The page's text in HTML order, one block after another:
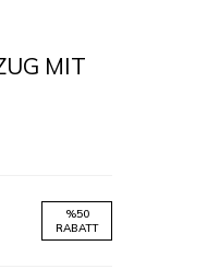
MIT
%50
RABATT